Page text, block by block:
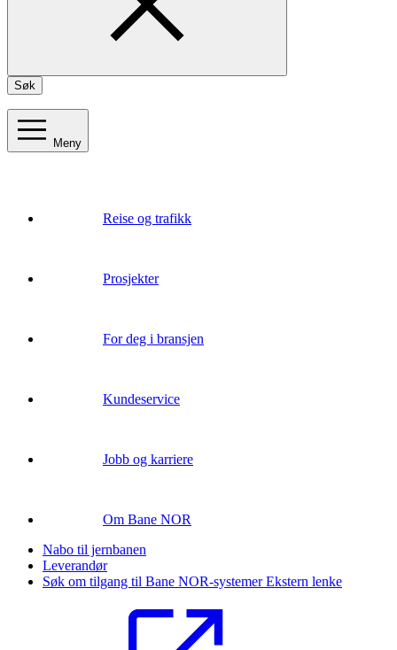
Søk
Meny
Reise og trafikk
Prosjekter
For deg i bransjen
Kundeservice
Jobb og karriere
Om Bane NOR
Nabo til jernbanen
Leverandør
Søk om tilgang til Bane NOR-systemerEkstern lenke